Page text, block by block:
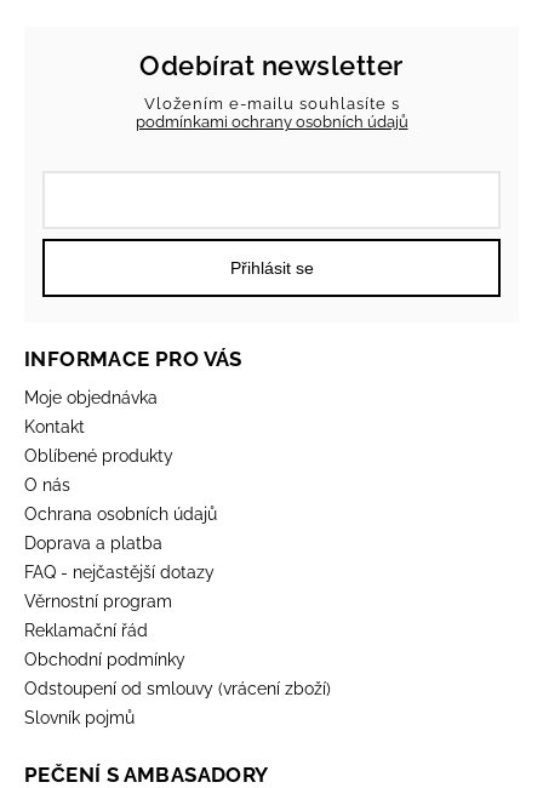
Odebírat newsletter
Vložením e-mailu souhlasíte s
podmínkami ochrany osobních údajů
Přihlásit se
INFORMACE PRO VÁS
Moje objednávka
Kontakt
Oblíbené produkty
O nás
Ochrana osobních údajů
Doprava a platba
FAQ - nejčastější dotazy
Věrnostní program
Reklamační řád
Obchodní podmínky
Odstoupení od smlouvy (vrácení zboží)
Slovník pojmů
PEČENÍ S AMBASADORY